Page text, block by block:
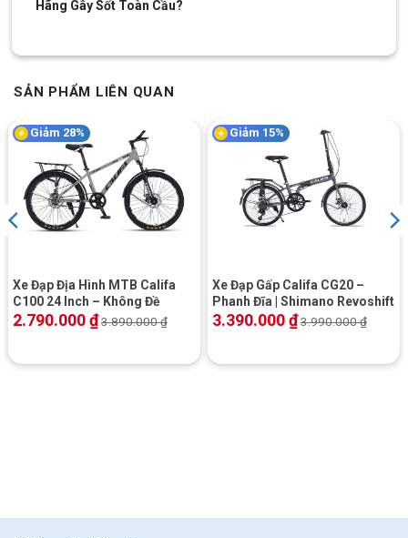
Đùi đĩa Prowheel cung cấp lực đạp mạnh mẽ, hỗ trợ
người lái dễ dàng vượt qua những đoạn đường dốc.
Líp sau thuộc dòng Sunshing đảm bảo tốc độ phản ứng
nhanh và chuyển số mượt mà, giúp bạn duy trì tốc độ tốt
Hãng Gây Sốt Toàn Cầu?
SẢN PHẨM LIÊN QUAN
Giảm 28%
Xe Đạp Địa Hình MTB Califa
C100 24 Inch – Không Đề
2.790.000₫3.890.000₫
Giảm 15%
Xe Đạp Gấp Califa CG20 –
Phanh Đĩa | Shimano Revoshift
3.390.000₫3.990.000₫